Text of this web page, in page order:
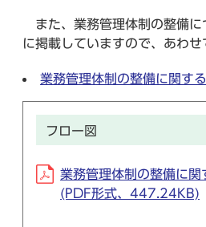
また、業務管理体制の整備に
に掲載していますので、あわせ
業務管理体制の整備に関す
フロー図
業務管理体制の整備に関
(PDF形式、447.24KB)